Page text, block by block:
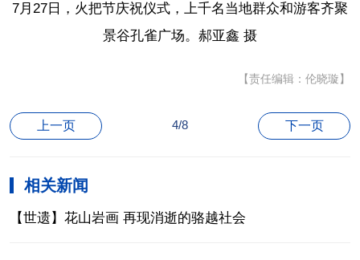
7月27日，火把节庆祝仪式，上千名当地群众和游客齐聚
景谷孔雀广场。郝亚鑫 摄
【责任编辑：伦晓璇】
上一页 4/8 下一页
相关新闻
【世遗】花山岩画 再现消逝的骆越社会